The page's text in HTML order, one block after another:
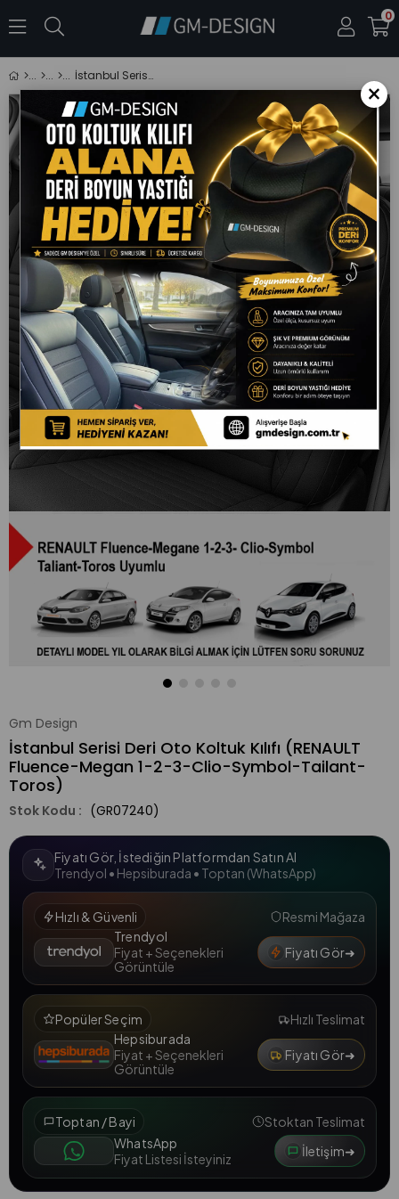
0
İstanbul Serisi Deri Oto Koltuk Kılıfı (RENAULT Fluence-Megan 1-2-3-Clio-Symbol-Tailant-Toros)
Gm Design
İstanbul Serisi Deri Oto Koltuk Kılıfı (RENAULT
Fluence-Megan 1-2-3-Clio-Symbol-Tailant-
Toros)
(GR07240)
Fiyatı Gör, İstediğin Platformdan Satın Al
Trendyol • Hepsiburada • Toptan (WhatsApp)
Hızlı & Güvenli
Resmi Mağaza
Trendyol
Fiyat + Seçenekleri
Görüntüle
Fiyatı Gör➜
Popüler Seçim
Hızlı Teslimat
Hepsiburada
Fiyat + Seçenekleri
Görüntüle
Fiyatı Gör➜
Toptan / Bayi
Stoktan Teslimat
WhatsApp
Fiyat Listesi İsteyiniz
İletişim➜
×